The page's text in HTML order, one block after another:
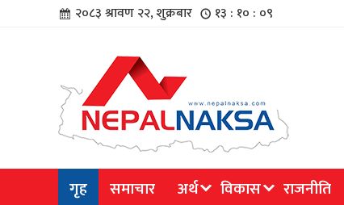
२०८३ श्रावण २२, शुक्रबार १३ : १० : ०९
गृह समाचार अर्थ विकास राजनीति